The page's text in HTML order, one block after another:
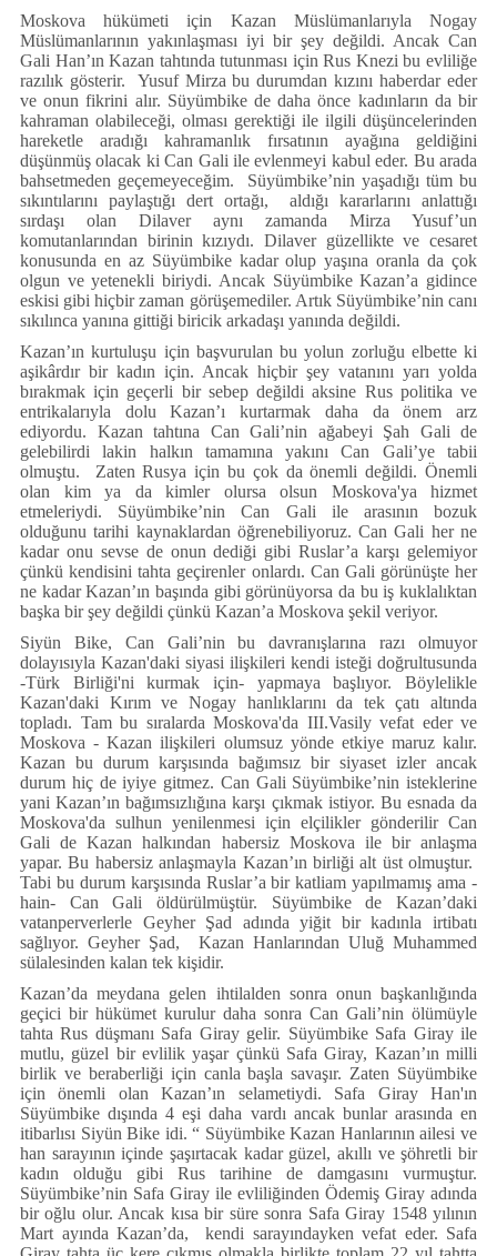
Moskova hükümeti için Kazan Müslümanlarıyla Nogay
Müslümanlarının yakınlaşması iyi bir şey değildi. Ancak Can
Gali Han’ın Kazan tahtında tutunması için Rus Knezi bu evliliğe
razılık gösterir. Yusuf Mirza bu durumdan kızını haberdar eder
ve onun fikrini alır. Süyümbike de daha önce kadınların da bir
kahraman olabileceği, olması gerektiği ile ilgili düşüncelerinden
hareketle aradığı kahramanlık fırsatının ayağına geldiğini
düşünmüş olacak ki Can Gali ile evlenmeyi kabul eder. Bu arada
bahsetmeden geçemeyeceğim. Süyümbike’nin yaşadığı tüm bu
sıkıntılarını paylaştığı dert ortağı, aldığı kararlarını anlattığı
sırdaşı olan Dilaver aynı zamanda Mirza Yusuf’un
komutanlarından birinin kızıydı. Dilaver güzellikte ve cesaret
konusunda en az Süyümbike kadar olup yaşına oranla da çok
olgun ve yetenekli biriydi. Ancak Süyümbike Kazan’a gidince
eskisi gibi hiçbir zaman görüşemediler. Artık Süyümbike’nin canı
sıkılınca yanına gittiği biricik arkadaşı yanında değildi.
Kazan’ın kurtuluşu için başvurulan bu yolun zorluğu elbette ki
aşikârdır bir kadın için. Ancak hiçbir şey vatanını yarı yolda
bırakmak için geçerli bir sebep değildi aksine Rus politika ve
entrikalarıyla dolu Kazan’ı kurtarmak daha da önem arz
ediyordu. Kazan tahtına Can Gali’nin ağabeyi Şah Gali de
gelebilirdi lakin halkın tamamına yakını Can Gali’ye tabii
olmuştu. Zaten Rusya için bu çok da önemli değildi. Önemli
olan kim ya da kimler olursa olsun Moskova'ya hizmet
etmeleriydi. Süyümbike’nin Can Gali ile arasının bozuk
olduğunu tarihi kaynaklardan öğrenebiliyoruz. Can Gali her ne
kadar onu sevse de onun dediği gibi Ruslar’a karşı gelemiyor
çünkü kendisini tahta geçirenler onlardı. Can Gali görünüşte her
ne kadar Kazan’ın başında gibi görünüyorsa da bu iş kuklalıktan
başka bir şey değildi çünkü Kazan’a Moskova şekil veriyor.
Siyün Bike, Can Gali’nin bu davranışlarına razı olmuyor
dolayısıyla Kazan'daki siyasi ilişkileri kendi isteği doğrultusunda
-Türk Birliği'ni kurmak için- yapmaya başlıyor. Böylelikle
Kazan'daki Kırım ve Nogay hanlıklarını da tek çatı altında
topladı. Tam bu sıralarda Moskova'da III.Vasily vefat eder ve
Moskova - Kazan ilişkileri olumsuz yönde etkiye maruz kalır.
Kazan bu durum karşısında bağımsız bir siyaset izler ancak
durum hiç de iyiye gitmez. Can Gali Süyümbike’nin isteklerine
yani Kazan’ın bağımsızlığına karşı çıkmak istiyor. Bu esnada da
Moskova'da sulhun yenilenmesi için elçilikler gönderilir Can
Gali de Kazan halkından habersiz Moskova ile bir anlaşma
yapar. Bu habersiz anlaşmayla Kazan’ın birliği alt üst olmuştur.
Tabi bu durum karşısında Ruslar’a bir katliam yapılmamış ama -
hain- Can Gali öldürülmüştür. Süyümbike de Kazan’daki
vatanperverlerle Geyher Şad adında yiğit bir kadınla irtibatı
sağlıyor. Geyher Şad, Kazan Hanlarından Uluğ Muhammed
sülalesinden kalan tek kişidir.
Kazan’da meydana gelen ihtilalden sonra onun başkanlığında
geçici bir hükümet kurulur daha sonra Can Gali’nin ölümüyle
tahta Rus düşmanı Safa Giray gelir. Süyümbike Safa Giray ile
mutlu, güzel bir evlilik yaşar çünkü Safa Giray, Kazan’ın milli
birlik ve beraberliği için canla başla savaşır. Zaten Süyümbike
için önemli olan Kazan’ın selametiydi. Safa Giray Han'ın
Süyümbike dışında 4 eşi daha vardı ancak bunlar arasında en
itibarlısı Siyün Bike idi. “ Süyümbike Kazan Hanlarının ailesi ve
han sarayının içinde şaşırtacak kadar güzel, akıllı ve şöhretli bir
kadın olduğu gibi Rus tarihine de damgasını vurmuştur.
Süyümbike’nin Safa Giray ile evliliğinden Ödemiş Giray adında
bir oğlu olur. Ancak kısa bir süre sonra Safa Giray 1548 yılının
Mart ayında Kazan’da, kendi sarayındayken vefat eder. Safa